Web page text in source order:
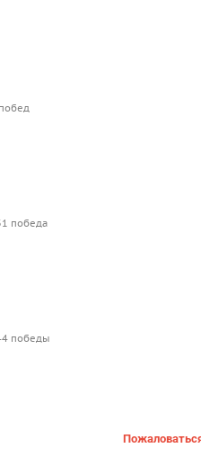
победа
победы